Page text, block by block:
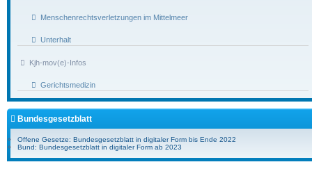
Menschenrechtsverletzungen im Mittelmeer
Unterhalt
Kjh-mov(e)-Infos
Gerichtsmedizin
Bundesgesetzblatt
Offene Gesetze: Bundesgesetzblatt in digitaler Form bis Ende 2022
Bund: Bundesgesetzblatt in digitaler Form ab 2023